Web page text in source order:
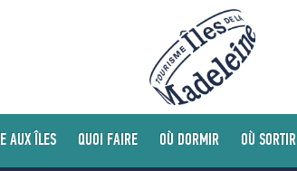
AUX ÎLES QUOI FAIRE OÙ DORMIR OÙ SORTIR